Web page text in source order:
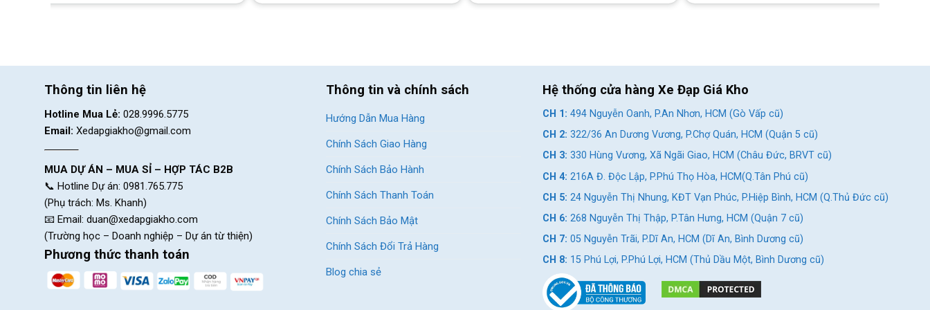
Thông tin liên hệ
Hotline Mua Lẻ: 028.9996.5775
Email: Xedapgiakho@gmail.com
MUA DỰ ÁN – MUA SỈ – HỢP TÁC B2B
📞 Hotline Dự án: 0981.765.775
(Phụ trách: Ms. Khanh)
📧 Email: duan@xedapgiakho.com
(Trường học – Doanh nghiệp – Dự án từ thiện)
Phương thức thanh toán
Thông tin và chính sách
Hướng Dẫn Mua Hàng
Chính Sách Giao Hàng
Chính Sách Bảo Hành
Chính Sách Thanh Toán
Chính Sách Bảo Mật
Chính Sách Đổi Trả Hàng
Blog chia sẻ
Hệ thống cửa hàng Xe Đạp Giá Kho
CH 1: 494 Nguyễn Oanh, P.An Nhơn, HCM (Gò Vấp cũ)
CH 2: 322/36 An Dương Vương, P.Chợ Quán, HCM (Quận 5 cũ)
CH 3: 330 Hùng Vương, Xã Ngãi Giao, HCM (Châu Đức, BRVT cũ)
CH 4: 216A Đ. Độc Lập, P.Phú Thọ Hòa, HCM(Q.Tân Phú cũ)
CH 5: 24 Nguyễn Thị Nhung, KĐT Vạn Phúc, P.Hiệp Bình, HCM (Q.Thủ Đức cũ)
CH 6: 268 Nguyễn Thị Thập, P.Tân Hưng, HCM (Quận 7 cũ)
CH 7: 05 Nguyễn Trãi, P.Dĩ An, HCM (Dĩ An, Bình Dương cũ)
CH 8: 15 Phú Lợi, P.Phú Lợi, HCM (Thủ Dầu Một, Bình Dương cũ)